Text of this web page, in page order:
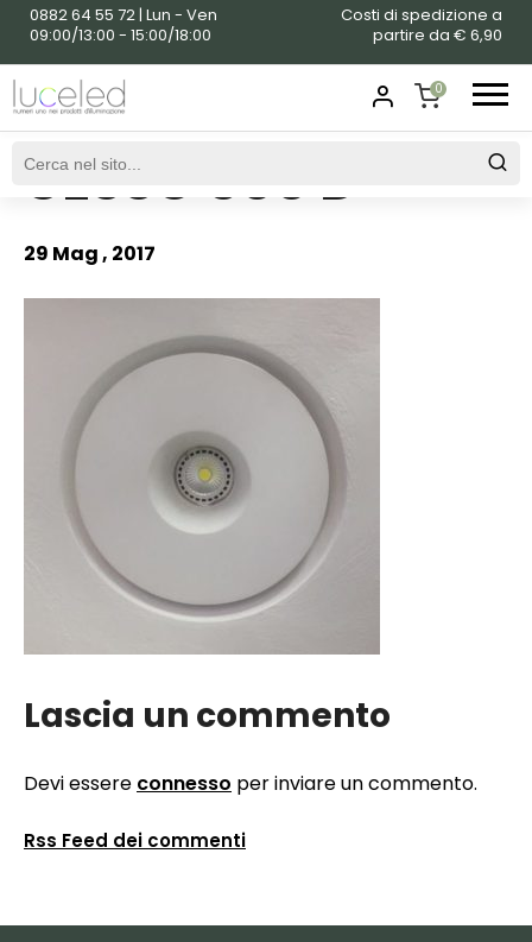
0882 64 55 72 | Lun - Ven
09:00/13:00 - 15:00/18:00
Costi di spedizione a
partire da € 6,90
0
SHOPPING
GESSO 500 D
29 Mag , 2017
Lascia un commento
Devi essere connesso per inviare un commento.
Rss Feed dei commenti